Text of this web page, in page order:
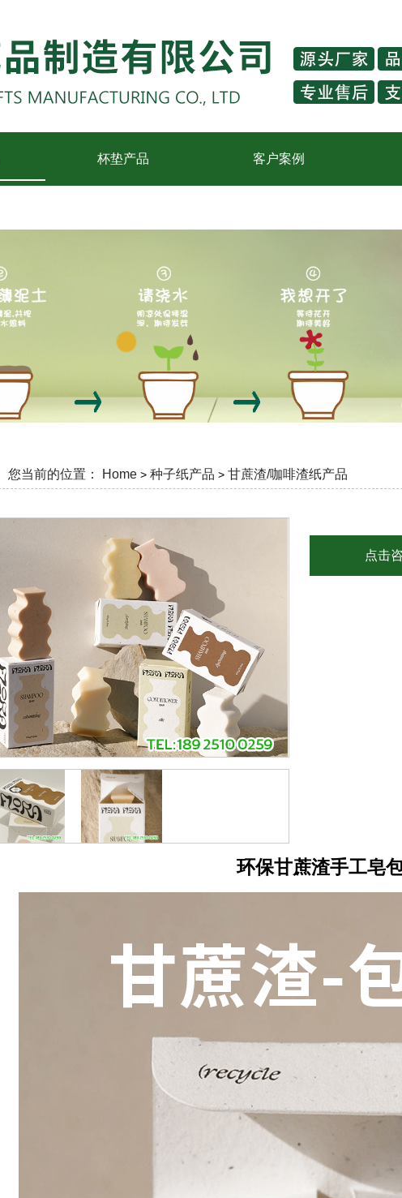
杯垫产品 客户案例
您当前的位置： Home > 种子纸产品 > 甘蔗渣/咖啡渣纸产品
点击
环保甘蔗渣手工皂